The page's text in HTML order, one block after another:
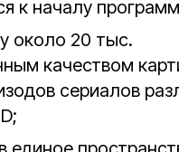
к началу
около 20 тыс.
качеством
сериалов